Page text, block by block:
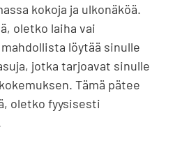
kokoja ja ulkonäköä.
oletko laiha vai
löytää sinulle
jotka tarjoavat sinulle
Tämä pätee
oletko fyysisesti